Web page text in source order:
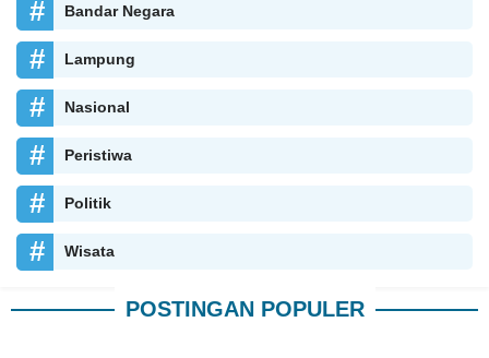
Bandar Negara
Lampung
Nasional
Peristiwa
Politik
Wisata
POSTINGAN POPULER